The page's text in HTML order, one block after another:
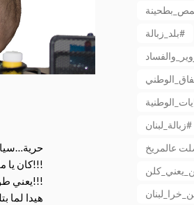
كان يا ما كان هذا شعار التيار الوطني الحر!!!
يعني طوني اوريان رح يتوقف و رح يتبروا منه!!!
هيدا لما
بلد_زبالة#
زبالة_لبنان#